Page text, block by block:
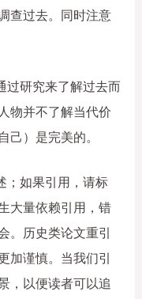
查过去。同时注意
过研究来了解过去而
物并不了解当代价
）是完美的。
；如果引用，请标
大量依赖引用，错
。历史类论文重引
加谨慎。当我们引
，以便读者可以追